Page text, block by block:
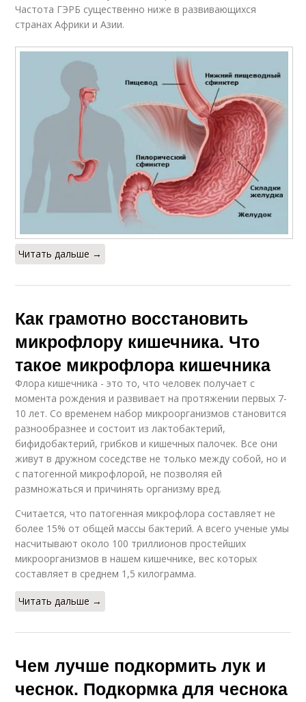
Частота ГЭРБ существенно ниже в развивающихся
странах Африки и Азии.
Читать дальше →
Как грамотно восстановить
микрофлору кишечника. Что
такое микрофлора кишечника
Флора кишечника - это то, что человек получает с
момента рождения и развивает на протяжении первых 7-
10 лет. Со временем набор микроорганизмов становится
разнообразнее и состоит из лактобактерий,
бифидобактерий, грибков и кишечных палочек. Все они
живут в дружном соседстве не только между собой, но и
с патогенной микрофлорой, не позволяя ей
размножаться и причинять организму вред.
Считается, что патогенная микрофлора составляет не
более 15% от общей массы бактерий. А всего ученые умы
насчитывают около 100 триллионов простейших
микроорганизмов в нашем кишечнике, вес которых
составляет в среднем 1,5 килограмма.
Читать дальше →
Чем лучше подкормить лук и
чеснок. Подкормка для чеснока